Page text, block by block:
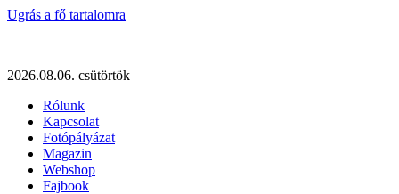
Ugrás a fő tartalomra
2026.08.06. csütörtök
Rólunk
Kapcsolat
Fotópályázat
Magazin
Webshop
Fajbook